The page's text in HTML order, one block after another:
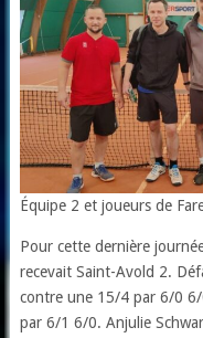
Équipe 2 et joueurs de
Pour cette dernière
recevait Saint-Avold 2.
contre une 15/4 par 6/0
par 6/1 6/0. Anjulie